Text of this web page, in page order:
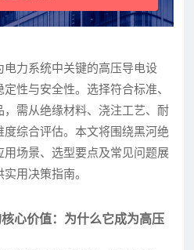
力系统中关键的高压导电设
性与安全性。选择符合标准、
需从绝缘材料、浇注工艺、耐
综合评估。本文将围绕黑河绝
场景、选型要点及常见问题展
用决策指南。
心价值：为什么它成为高压